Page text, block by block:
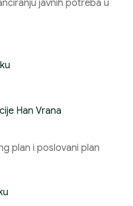
javnih potreba u
Han Vrana
plan i poslovani plan